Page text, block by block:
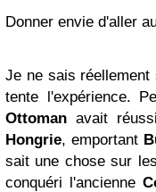
Donner envie d'aller
Je ne sais
tente l'expérience.
Ottoman avait
Hongrie, emportant
sait une chose sur
conquéri l'ancienne